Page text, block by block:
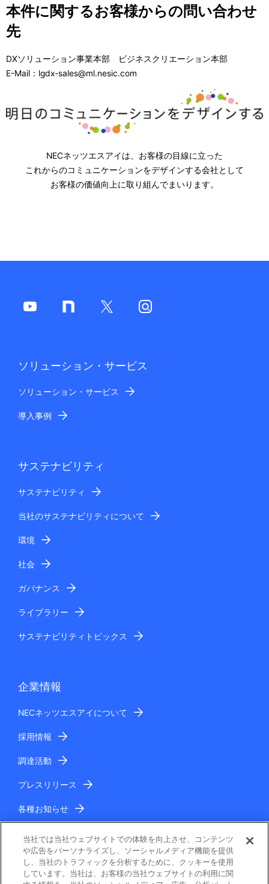
本件に関するお客様からの問い合わせ
先
DXソリューション事業本部 ビジネスクリエーション本部
E-Mail：lgdx-sales@ml.nesic.com
NECネッツエスアイは、お客様の目線に立った
これからのコミュニケーションをデザインする会社として
お客様の価値向上に取り組んでまいります。
ソリューション・サービス
ソリューション・サービス
導入事例
サステナビリティ
サステナビリティ
当社のサステナビリティについて
環境
社会
ガバナンス
ライブラリー
サステナビリティトピックス
企業情報
NECネッツエスアイについて
採用情報
調達活動
プレスリリース
各種お知らせ
当社では当社ウェブサイトでの体験を向上させ、コンテンツ
や広告をパーソナライズし、ソーシャルメディア機能を提供
し、当社のトラフィックを分析するために、クッキーを使用
しています。当社は、お客様の当社ウェブサイトの利用に関